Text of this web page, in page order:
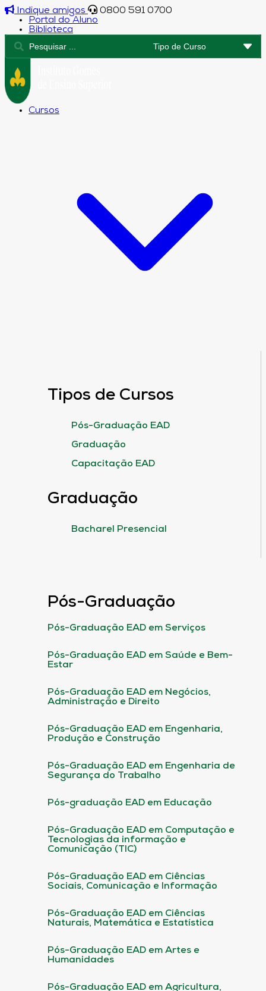
Indique amigos
0800 591 0700
Portal do Aluno
Biblioteca
Cursos
Tipos de Cursos
Pós-Graduação EAD
Graduação
Capacitação EAD
Graduação
Bacharel Presencial
Pós-Graduação
Pós-Graduação EAD em Serviços
Pós-Graduação EAD em Saúde e Bem-
Estar
Pós-Graduação EAD em Negócios,
Administração e Direito
Pós-Graduação EAD em Engenharia,
Produção e Construção
Pós-Graduação EAD em Engenharia de
Segurança do Trabalho
Pós-graduação EAD em Educação
Pós-Graduação EAD em Computação e
Tecnologias da informação e
Comunicação (TIC)
Pós-Graduação EAD em Ciências
Sociais, Comunicação e Informação
Pós-Graduação EAD em Ciências
Naturais, Matemática e Estatística
Pós-Graduação EAD em Artes e
Humanidades
Pós-Graduação EAD em Agricultura,